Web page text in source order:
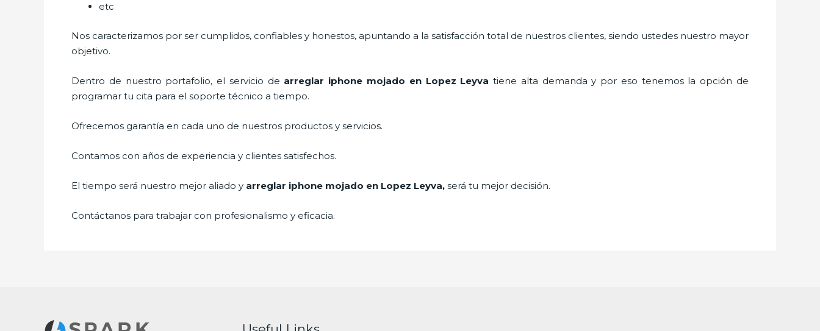
etc
Nos caracterizamos por ser cumplidos, confiables y honestos, apuntando a la satisfacción total de nuestros clientes, siendo ustedes nuestro mayor
objetivo.
Dentro de nuestro portafolio, el servicio de arreglar iphone mojado en Lopez Leyva tiene alta demanda y por eso tenemos la opción de
programar tu cita para el soporte técnico a tiempo.
Ofrecemos garantía en cada uno de nuestros productos y servicios.
Contamos con años de experiencia y clientes satisfechos.
El tiempo será nuestro mejor aliado y arreglar iphone mojado en Lopez Leyva, será tu mejor decisión.
Contáctanos para trabajar con profesionalismo y eficacia.